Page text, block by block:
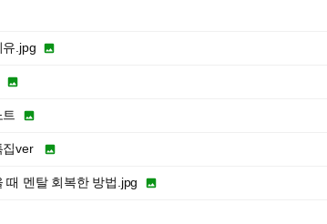
유.jpg 


집ver 
때 멘탈 회복한 방법.jpg 